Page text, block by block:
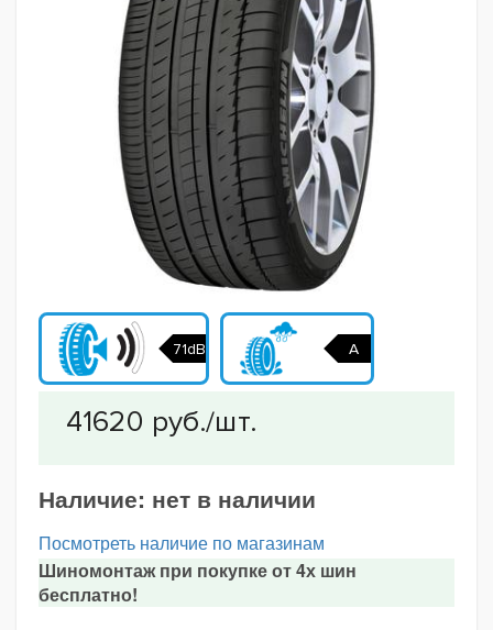
71dB A
Наличие: нет в наличии
Посмотреть наличие по магазинам
Шиномонтаж при покупке от 4х шин
бесплатно!